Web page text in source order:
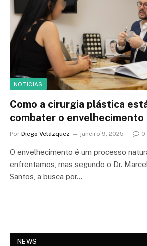
NOTÍCIAS
Como a cirurgia plástica
combater o envelhecimento
Por Diego Velázquez janeiro 9, 2025 0
O envelhecimento é um processo
enfrentamos, mas segundo o Dr.
Santos, a busca por…
NEWS